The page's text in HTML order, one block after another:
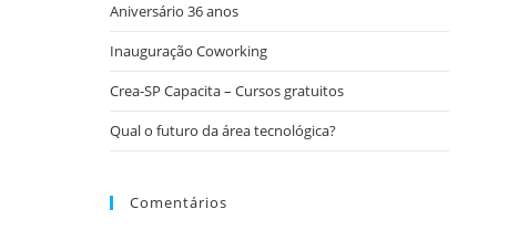
Aniversário 36 anos
Inauguração Coworking
Crea-SP Capacita – Cursos gratuitos
Qual o futuro da área tecnológica?
Comentários